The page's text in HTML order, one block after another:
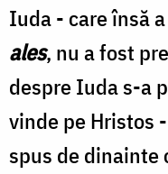
Iuda - care însă
ales, nu a fost
despre Iuda s-a
vinde pe Hristos
spus de dinainte